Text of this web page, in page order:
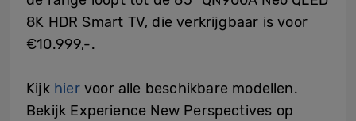
8K HDR Smart TV, die verkrijgbaar is voor
€10.999,-.
Kijk hiervoor alle beschikbare modellen.
Bekijk Experience New Perspectives op